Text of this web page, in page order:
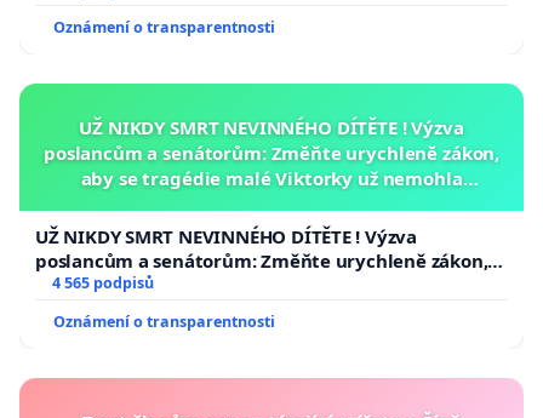
Oznámení o transparentnosti
UŽ NIKDY SMRT NEVINNÉHO DÍTĚTE ! Výzva
poslancům a senátorům: Změňte urychleně zákon,
aby se tragédie malé Viktorky už nemohla
UŽ NIKDY SMRT NEVINNÉHO DÍTĚTE ! Výzva
poslancům a senátorům: Změňte urychleně zákon,
aby se tragédie malé Viktorky už nemohla opakovat!
4 565 podpisů
Oznámení o transparentnosti